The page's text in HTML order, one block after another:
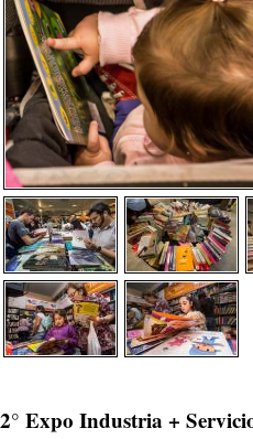
2° Expo Industria +